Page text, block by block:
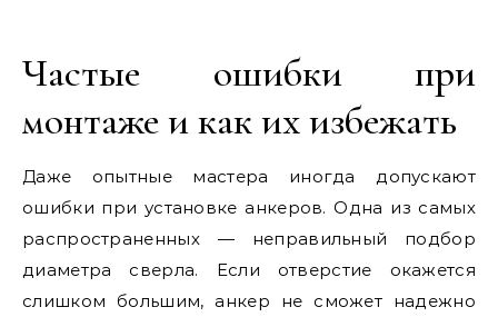
Частые ошибки при
монтаже и как их избежать
Даже опытные мастера иногда допускают
ошибки при установке анкеров. Одна из самых
распространенных — неправильный подбор
диаметра сверла. Если отверстие окажется
слишком большим, анкер не сможет надежно